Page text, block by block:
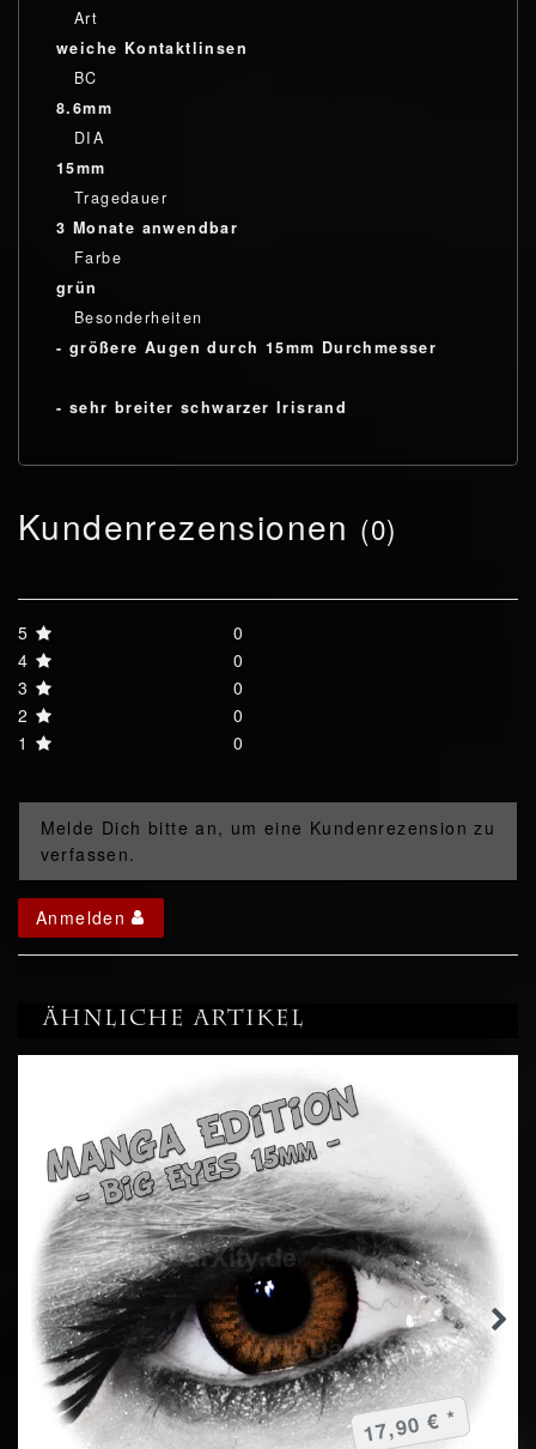
Art
weiche Kontaktlinsen
BC
8.6mm
DIA
15mm
Tragedauer
3 Monate anwendbar
Farbe
grün
Besonderheiten
- größere Augen durch 15mm Durchmesser
- sehr breiter schwarzer Irisrand
Kundenrezensionen (0)
5
0
4
0
3
0
2
0
1
0
Melde Dich bitte an, um eine Kundenrezension zu
verfassen.
Anmelden
Ähnliche Artikel
17,90 € *